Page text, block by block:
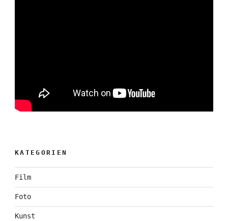
KATEGORIEN
Film
Foto
Kunst